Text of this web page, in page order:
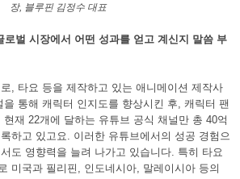
장, 블루핀 김정수 대표
로벌 시장에서 어떤 성과를 얻고 계신지 말씀 부
, 타요 등을 제작하고 있는 애니메이션 제작사
통해 캐릭터 인지도를 향상시킨 후, 캐릭터 팬
재 22개에 달하는 유튜브 공식 채널만 총 40억
하고 있고요. 이러한 유튜브에서의 성공 경험으
도 영향력을 늘려 나가고 있습니다. 특히 타요
미국과 필리핀, 인도네시아, 말레이시아 등의